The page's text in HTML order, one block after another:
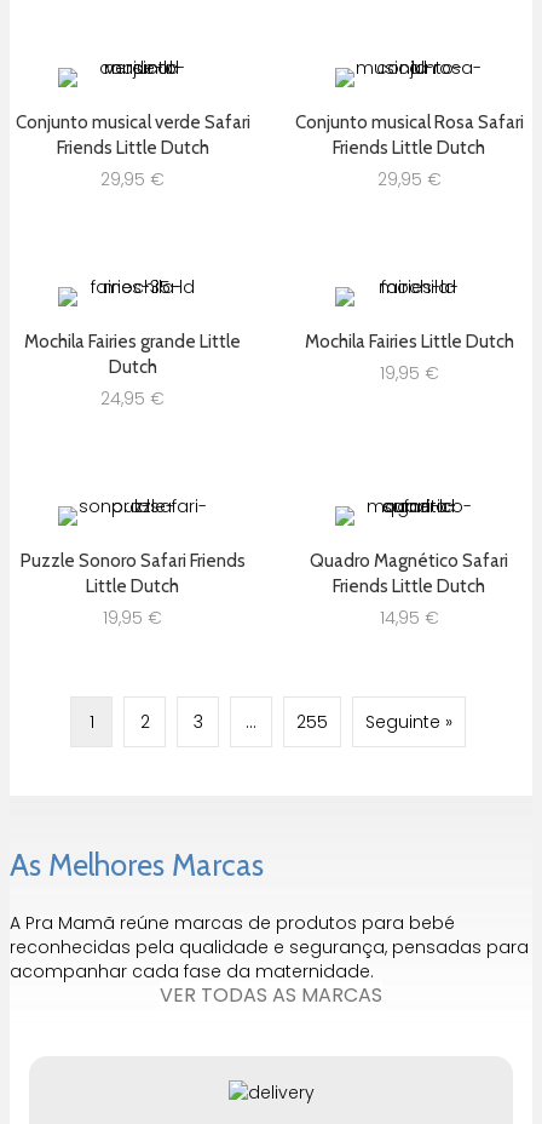
Conjunto musical verde Safari
Friends Little Dutch
29,95 €
Conjunto musical Rosa Safari
Friends Little Dutch
29,95 €
Mochila Fairies grande Little
Dutch
24,95 €
Mochila Fairies Little Dutch
19,95 €
Puzzle Sonoro Safari Friends
Little Dutch
19,95 €
Quadro Magnético Safari
Friends Little Dutch
14,95 €
1 2 3 … 255 Seguinte »
As Melhores Marcas
A Pra Mamã reúne marcas de produtos para bebé
reconhecidas pela qualidade e segurança, pensadas para
acompanhar cada fase da maternidade.
VER TODAS AS MARCAS